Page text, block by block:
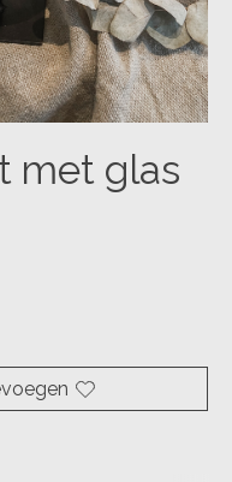
met glas